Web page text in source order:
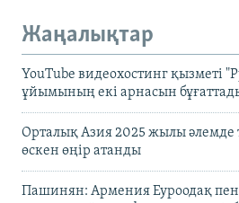
Жаңалықтар
YouTube видеохостинг қызметі
ұйымының екі арнасын
Орталық Азия 2025 жылы
өскен өңір атанды
Пашинян: Армения Еуроодақ